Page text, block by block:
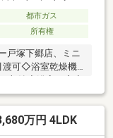
都市ガス
所有権
戸塚下郷店、ミニ
渡可◇浴室乾燥機
り良好◇全居室収
座◇通風良好◇全
校 徒歩10分以内
万円 4LDK